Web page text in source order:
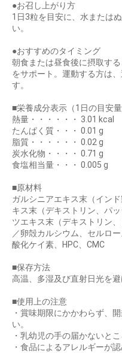
●お召し上がり方
1日3粒を目安に、水または
い。
●おすすめのタイミング
朝食または昼食後に摂取す
をサポート。運動する方は
す。
■栄養成分表示（1日の目安量
熱量・・・・・・ 3.01 kcal
たんぱく質・・・ 0.01 g
脂質・・・・・・ 0.02 g
炭水化物・・・・ 0.71 g
食塩相当量・・・ 0.005 g
■原材料
ガルシニアエキス末（イン
キス末（デキストリン、パ
ツエキス末（デキストリン
／卵殻カルシウム、セルロ
酸化ケイ素、HPC、CMC
■保存方法
高温、多湿及び直射日光を避
■使用上の注意
・賞味期限にかかわらず、
い。
・乳幼児の手の届かないと
・食品によるアレルギーが